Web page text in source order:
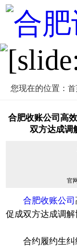
您现在的位置： 首
合肥收账公司高
双方达成调
官
合肥收账公司
促成双方达成调解
合约履约生